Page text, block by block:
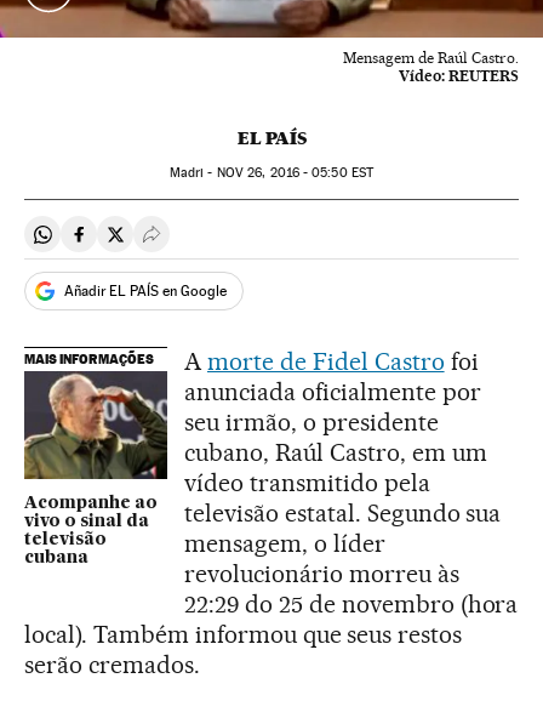
Mensagem de Raúl Castro.
Vídeo: REUTERS
EL PAÍS
Madri - NOV 26, 2016 - 05:50EST
Compartir en Whatsapp
Compartir en Facebook
Compartir en Twitter
Desplegar Redes Sociales
Añadir EL PAÍS en Google
MAIS INFORMAÇÕES
Acompanhe ao
vivo o sinal da
televisão
cubana
Amorte de Fidel Castro foi
anunciada oficialmente por
seu irmão, o presidente
cubano, Raúl Castro, em um
vídeo transmitido pela
televisão estatal. Segundo sua
mensagem, o líder
revolucionário morreu às
22:29 do 25 de novembro (hora
local). Também informou que seus restos
serão cremados.